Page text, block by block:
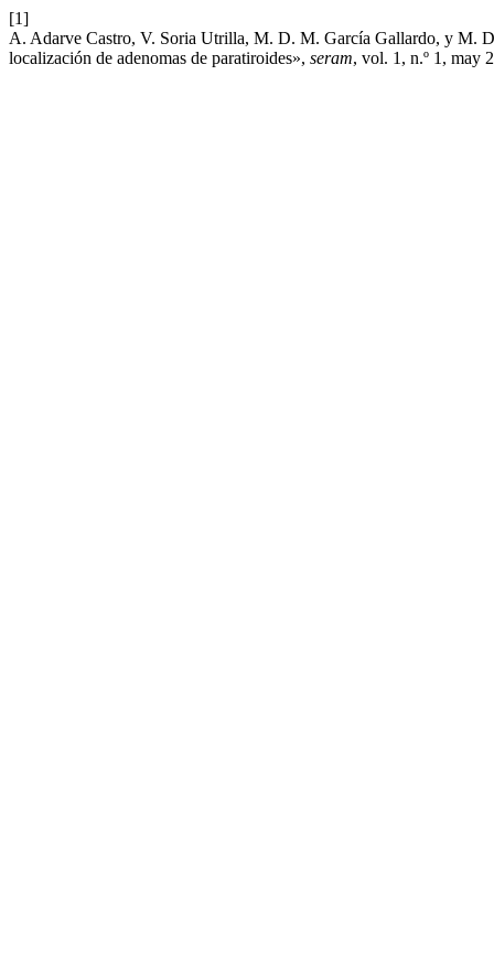
[1]
A. Adarve Castro, V. Soria Utrilla, M. D. M. García Gallardo, y M.
localización de adenomas de paratiroides», seram, vol. 1, n.º 1, may